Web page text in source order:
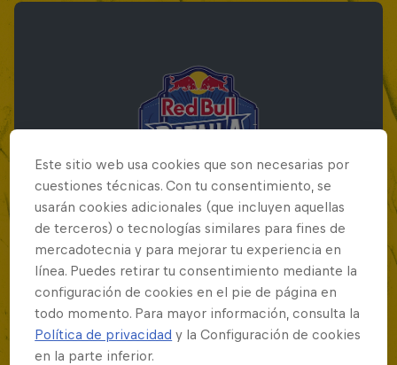
Red Bull Batalla Final Torneo de Plazas
2026
19 Septiembre 2026
Este sitio web usa cookies que son necesarias por
cuestiones técnicas. Con tu consentimiento, se
usarán cookies adicionales (que incluyen aquellas
de terceros) o tecnologías similares para fines de
mercadotecnia y para mejorar tu experiencia en
línea. Puedes retirar tu consentimiento mediante la
configuración de cookies en el pie de página en
todo momento. Para mayor información, consulta la
Política de privacidad y la Configuración de cookies
en la parte inferior.